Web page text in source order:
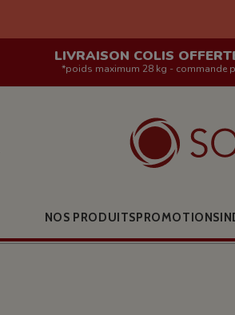
LIVRAISON COLIS
*poids maximum 28 kg - commande
NOS PRODUITSPROMOTIONS